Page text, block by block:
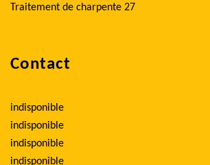
Traitement de charpente 27
Contact
indisponible
indisponible
indisponible
indisponible